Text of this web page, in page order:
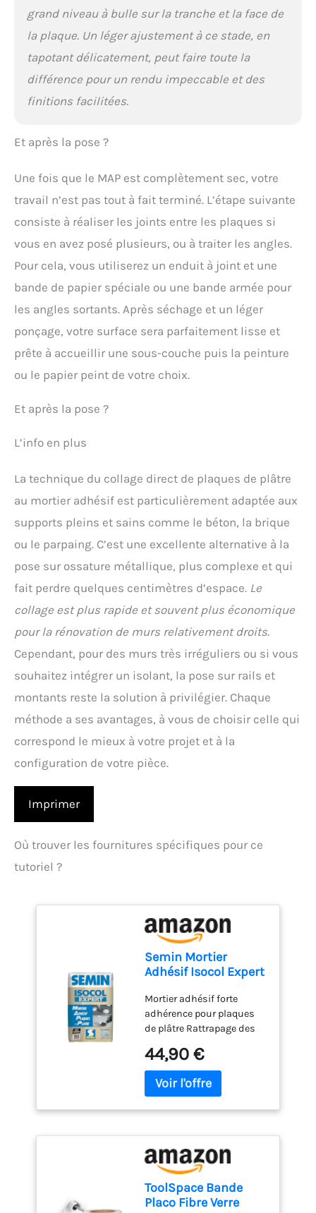
grand niveau à bulle sur la tranche et la face de
la plaque. Un léger ajustement à ce stade, en
tapotant délicatement, peut faire toute la
différence pour un rendu impeccable et des
finitions facilitées.
Et après la pose ?
Une fois que le MAP est complètement sec, votre
travail n’est pas tout à fait terminé. L’étape suivante
consiste à réaliser les joints entre les plaques si
vous en avez posé plusieurs, ou à traiter les angles.
Pour cela, vous utiliserez un enduit à joint et une
bande de papier spéciale ou une bande armée pour
les angles sortants. Après séchage et un léger
ponçage, votre surface sera parfaitement lisse et
prête à accueillir une sous-couche puis la peinture
ou le papier peint de votre choix.
Et après la pose ?
L’info en plus
La technique du collage direct de plaques de plâtre
au mortier adhésif est particulièrement adaptée aux
supports pleins et sains comme le béton, la brique
ou le parpaing. C’est une excellente alternative à la
pose sur ossature métallique, plus complexe et qui
fait perdre quelques centimètres d’espace. Le
collage est plus rapide et souvent plus économique
pour la rénovation de murs relativement droits.
Cependant, pour des murs très irréguliers ou si vous
souhaitez intégrer un isolant, la pose sur rails et
montants reste la solution à privilégier. Chaque
méthode a ses avantages, à vous de choisir celle qui
correspond le mieux à votre projet et à la
configuration de votre pièce.
Imprimer
Où trouver les fournitures spécifiques pour ce
tutoriel ?
Semin Mortier
Adhésif Isocol Expert
Poudre - Sac de 25
kg
Mortier adhésif forte
adhérence pour plaques
de plâtre Rattrapage des
des fonds Haute
adhérence Idéal béton
banché Fabriqué en
44,90 €
ToolSpace Bande
Placo Fibre Verre